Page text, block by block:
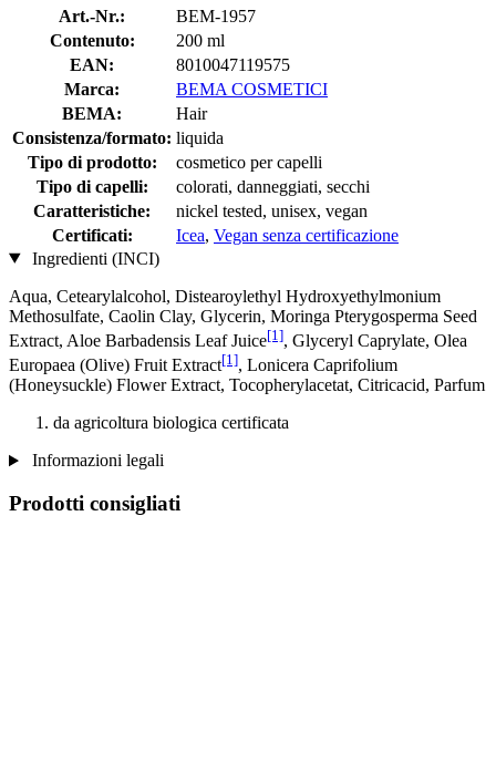
Art.-Nr.:
BEM-1957
Contenuto:
200 ml
EAN:
8010047119575
Marca:
BEMA COSMETICI
BEMA:
Hair
Consistenza/formato: liquida
Tipo di prodotto:
cosmetico per capelli
Tipo di capelli:
colorati, danneggiati, secchi
Caratteristiche:
nickel tested, unisex, vegan
Certificati:
Icea, Vegan senza certificazione
Ingredienti (INCI)
Aqua, Cetearylalcohol, Distearoylethyl Hydroxyethylmonium
Methosulfate, Caolin Clay, Glycerin, Moringa Pterygosperma Seed
Extract, Aloe Barbadensis Leaf Juice[1], Glyceryl Caprylate, Olea
Europaea (Olive) Fruit Extract[1], Lonicera Caprifolium
(Honeysuckle) Flower Extract, Tocopherylacetat, Citricacid, Parfum
da agricoltura biologica certificata
Informazioni legali
Prodotti consigliati